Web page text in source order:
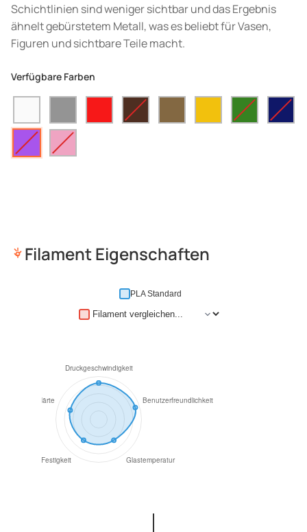
Schichtlinien sind weniger sichtbar und das Ergebnis
ähnelt gebürstetem Metall, was es beliebt für Vasen,
Figuren und sichtbare Teile macht.
Verfügbare Farben
Filament Eigenschaften
PLA Standard